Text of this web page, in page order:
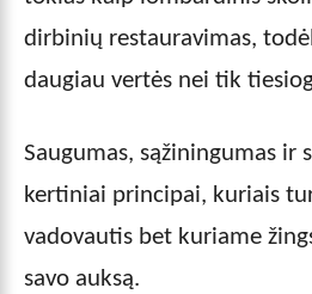
dirbinių restauravimas,
daugiau vertės nei tik
Saugumas, sąžiningumas ir
kertiniai principai, kuriais
vadovautis bet kuriame
savo auksą.